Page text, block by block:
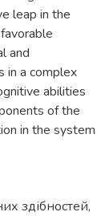
leap in the
and
in a complex
abilities
of the
in the system
здібностей,